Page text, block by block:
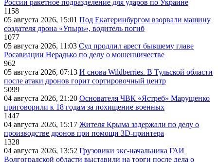
России ракетное подразделение для ударов по Украине
1158
05 августа 2026, 15:01 Под Екатеринбургом взорвали машину
создателя дрона «Упырь», водитель погиб
1077
05 августа 2026, 11:03 Суд продлил арест бывшему главе
Росавиации Нерадько по делу о мошенничестве
962
05 августа 2026, 07:13 И снова Wildberries. В Тульской области
после атаки дронов горит сортировочный центр
5099
04 августа 2026, 21:20 Основателя ЧВК «Ястреб» Марущенко
приговорили к 18 годам за похищение военных
1447
04 августа 2026, 15:17 Жителя Крыма задержали по делу о
производстве дронов при помощи 3D‑принтера
1328
04 августа 2026, 13:52 Грузовики экс-начальника ГАИ
Волгоградской области выставили на торги после дела о